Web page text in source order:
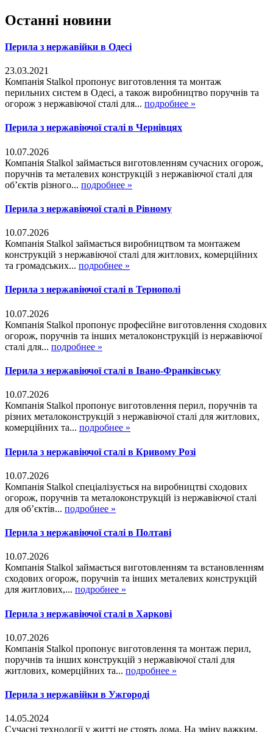
Останні новини
Перила з нержавійки в Одесі
23.03.2021
Компанія Stalkol пропонує виготовлення та монтаж
перильних систем в Одесі, а також виробництво поручнів та
огорож з нержавіючої сталі для... подробнее »
Перила з нержавіючої сталі в Чернівцях
10.07.2026
Компанія Stalkol займається виготовленням сучасних огорож,
поручнів та металевих конструкцій з нержавіючої сталі для
об’єктів різного... подробнее »
Перила з нержавіючої сталі в Рівному
10.07.2026
Компанія Stalkol займається виробництвом та монтажем
конструкцій з нержавіючої сталі для житлових, комерційних
та громадських... подробнее »
Перила з нержавіючої сталі в Тернополі
10.07.2026
Компанія Stalkol пропонує професійне виготовлення сходових
огорож, поручнів та інших металоконструкцій із нержавіючої
сталі для... подробнее »
Перила з нержавіючої сталі в Івано-Франківську
10.07.2026
Компанія Stalkol пропонує виготовлення перил, поручнів та
різних металоконструкцій з нержавіючої сталі для житлових,
комерційних та... подробнее »
Перила з нержавіючої сталі в Кривому Розі
10.07.2026
Компанія Stalkol спеціалізується на виробництві сходових
огорож, поручнів та металоконструкцій із нержавіючої сталі
для об’єктів... подробнее »
Перила з нержавіючої сталі в Полтаві
10.07.2026
Компанія Stalkol займається виготовленням та встановленням
сходових огорож, поручнів та інших металевих конструкцій
для житлових,... подробнее »
Перила з нержавіючої сталі в Харкові
10.07.2026
Компанія Stalkol пропонує виготовлення та монтаж перил,
поручнів та інших конструкцій з нержавіючої сталі для
житлових, комерційних та... подробнее »
Перила з нержавійки в Ужгороді
14.05.2024
Сучасні технології у житті не стоять дома. На зміну важким,